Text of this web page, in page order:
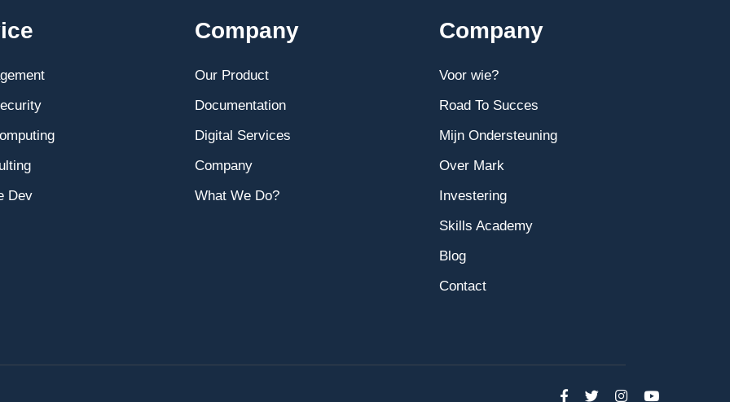
Dev
Company
Our Product
Documentation
Digital Services
Company
What We Do?
Company
Voor wie?
Road To Succes
Mijn Ondersteuning
Over Mark
Investering
Skills Academy
Blog
Contact